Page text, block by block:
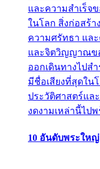
และความสำเร็
ในโลก สิ่งก่อสร้า
ความศรัทธา แล
และจิตวิญญาณขอ
ออกเดินทางไปส
มีชื่อเสียงที่สุดใน
ประวัติศาสตร์แล
งดงามเหล่านี้ไป
10 อันดับพระให